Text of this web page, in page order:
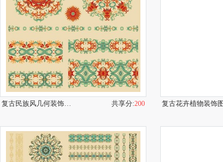
复古民族风几何装饰图案 共享分:200 复古花卉植物装饰